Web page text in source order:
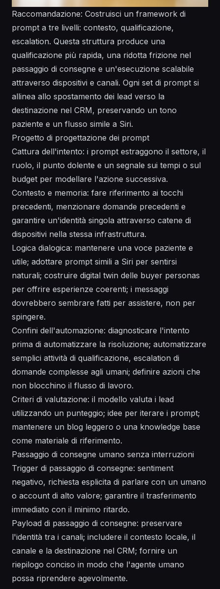
Raccomandazione: Costruisci un framework di
prompt a tre livelli: contesto, qualificazione,
escalation. Questa struttura produce una
qualificazione più rapida, una ridotta frizione nel
passaggio di consegne e un'esecuzione scalabile
attraverso dispositivi e canali. Ogni set di prompt si
allinea allo spostamento dei lead verso la
destinazione nel CRM, preservando un tono
paziente e un flusso simile a Siri.
Progetto di progettazione dei prompt
Cattura dell'intento: i prompt estraggono il settore, il
ruolo, il punto dolente e un segnale sui tempi o sul
budget per modellare l'azione successiva.
Contesto e memoria: fare riferimento ai tocchi
precedenti, menzionare domande precedenti e
garantire un'identità singola attraverso catene di
dispositivi nella stessa infrastruttura.
Logica dialogica: mantenere una voce paziente e
utile; adottare prompt simili a Siri per sentirsi
naturali; costruire digital twin delle buyer personas
per offrire esperienze coerenti; i messaggi
dovrebbero sembrare fatti per assistere, non per
spingere.
Confini dell'automazione: diagnosticare l'intento
prima di automatizzare la risoluzione; automatizzare
semplici attività di qualificazione, escalation di
domande complesse agli umani; definire azioni che
non blocchino il flusso di lavoro.
Criteri di valutazione: il modello valuta i lead
utilizzando un punteggio; idee per iterare i prompt;
mantenere un blog leggero o una knowledge base
come materiale di riferimento.
Passaggio di consegne umano senza interruzioni
Trigger di passaggio di consegne: sentiment
negativo, richiesta esplicita di parlare con un umano
o account di alto valore; garantire il trasferimento
immediato con il minimo ritardo.
Payload di passaggio di consegne: preservare
l'identità tra i canali; includere il contesto locale, il
canale e la destinazione nel CRM; fornire un
riepilogo conciso in modo che l'agente umano
possa riprendere agevolmente.